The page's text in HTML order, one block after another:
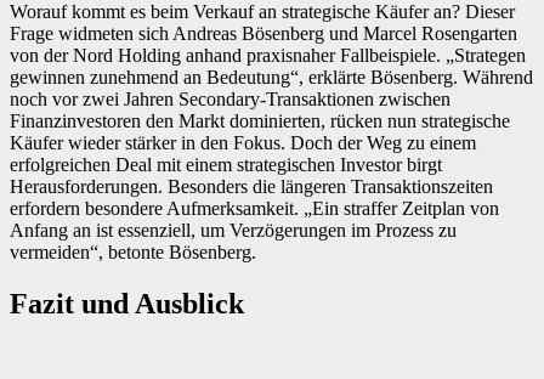
Worauf kommt es beim Verkauf an strategische Käufer an? Dieser
Frage widmeten sich Andreas Bösenberg und Marcel Rosengarten
von der Nord Holding anhand praxisnaher Fallbeispiele. „Strategen
gewinnen zunehmend an Bedeutung“, erklärte Bösenberg. Während
noch vor zwei Jahren Secondary-Transaktionen zwischen
Finanzinvestoren den Markt dominierten, rücken nun strategische
Käufer wieder stärker in den Fokus. Doch der Weg zu einem
erfolgreichen Deal mit einem strategischen Investor birgt
Herausforderungen. Besonders die längeren Transaktionszeiten
erfordern besondere Aufmerksamkeit. „Ein straffer Zeitplan von
Anfang an ist essenziell, um Verzögerungen im Prozess zu
vermeiden“, betonte Bösenberg.
Fazit und Ausblick